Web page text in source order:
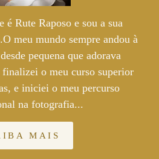
é Rute Raposo e sou a sua
meu mundo sempre andou à
pequena que adorava
o meu curso superior
e iniciei o meu percurso
na fotografia...
MAIS